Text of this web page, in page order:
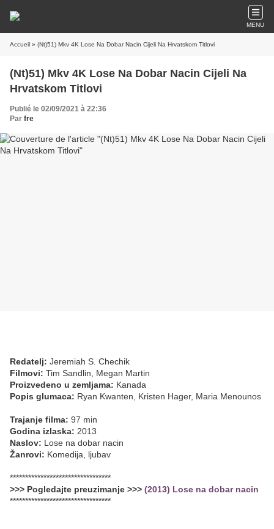
MENU
Accueil » (Nt)51) Mkv 4K Lose Na Dobar Nacin Cijeli Na Hrvatskom Titlovi
(Nt)51) Mkv 4K Lose Na Dobar Nacin Cijeli Na
Hrvatskom Titlovi
Publié le 02/09/2021 à 22:36
Par fre
Redatelj: Jeremiah S. Chechik
Filmovi: Tim Sandlin, Megan Martin
Proizvedeno u zemljama: Kanada
Popis glumaca: Ryan Kwanten, Kristen Hager, Maria Menounos
Trajanje filma: 97 min
Godina izlaska: 2013
Naslov: Lose na dobar nacin
Žanrovi: Komedija, ljubav
*********************************
>>> Pogledajte preuzimanje >>> (2013) Lose na dobar nacin
*********************************